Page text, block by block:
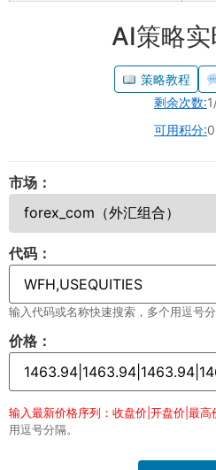
AI策略实
策略教程
剩余次数:
可用积分:0
市场：
代码：
输入代码或名称快速搜索，多个用逗号
价格：
输入最新价格序列：收盘价|开盘价|最
用逗号分隔。